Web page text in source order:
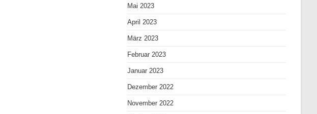
Mai 2023
April 2023
März 2023
Februar 2023
Januar 2023
Dezember 2022
November 2022